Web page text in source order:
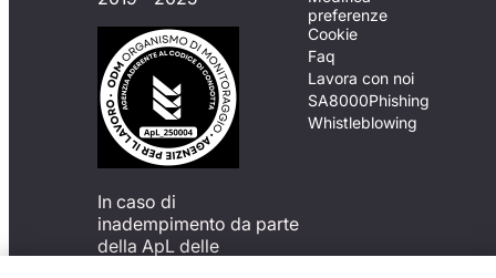
In caso di
inadempimento da parte
della ApL delle
preferenze
Cookie
Faq
Lavora con noi
SA8000Phishing
Whistleblowing